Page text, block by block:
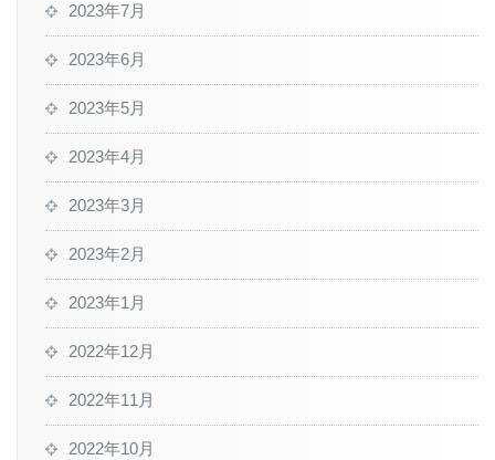
2023年7月
2023年6月
2023年5月
2023年4月
2023年3月
2023年2月
2023年1月
2022年12月
2022年11月
2022年10月